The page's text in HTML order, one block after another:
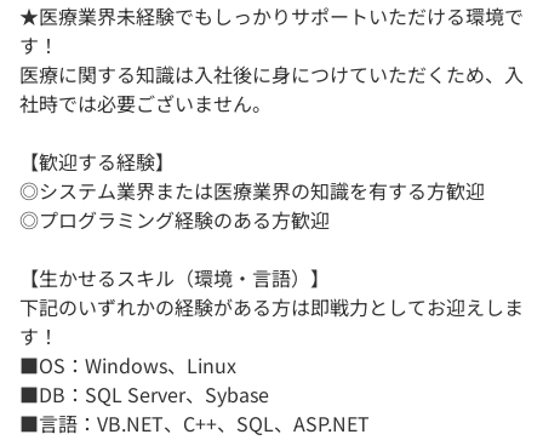
★医療業界未経験でもしっかりサポートいただける環境で
す！
医療に関する知識は入社後に身につけていただくため、入
社時では必要ございません。
【歓迎する経験】
◎システム業界または医療業界の知識を有する方歓迎
◎プログラミング経験のある方歓迎
【生かせるスキル（環境・言語）】
下記のいずれかの経験がある方は即戦力としてお迎えしま
す！
■OS：Windows、Linux
■DB：SQL Server、Sybase
■言語：VB.NET、C++、SQL、ASP.NET